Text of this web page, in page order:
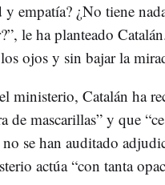
empatía? ¿No tiene
le ha planteado
ojos y sin bajar la
ministerio, Catalán ha
mascarillas” y que
se han auditado
actúa “con tanta